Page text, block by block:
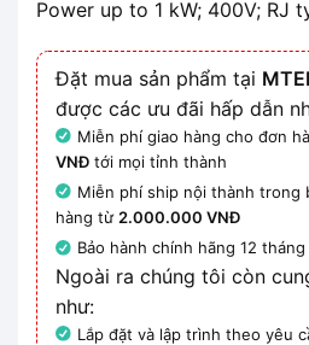
Power up to 1 kW; 400V; RJ
Đặt mua sản phẩm tại
được các ưu đãi hấp dẫn
Miễn phí giao hàng cho đơn
VNĐ tới mọi tỉnh thành
Miễn phí ship nội thành trong
hàng từ2.000.000 VNĐ
Bảo hành chính hãng 12 tháng
Ngoài ra chúng tôi còn
như:
Lắp đặt và lập trình theo yêu